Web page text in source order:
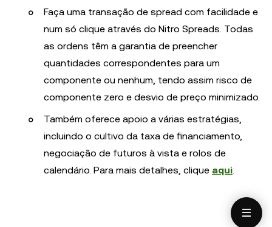
Faça uma transação de spread com facilidade e
num só clique através do Nitro Spreads. Todas
as ordens têm a garantia de preencher
quantidades correspondentes para um
componente ou nenhum, tendo assim risco de
componente zero e desvio de preço minimizado.
Também oferece apoio a várias estratégias,
incluindo o cultivo da taxa de financiamento,
negociação de futuros à vista e rolos de
calendário. Para mais detalhes, clique aqui.